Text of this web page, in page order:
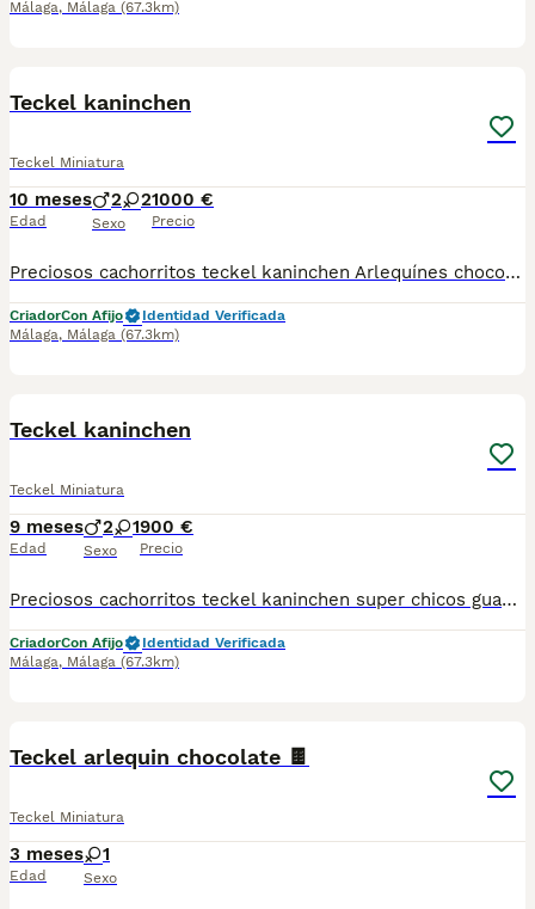
Málaga, Málaga (67.3km)
Teckel kaninchen
Teckel Miniatura
10 meses
Edad
2 2
Sexo
1000 €
Precio
Preciosos cachorritos teckel kaninchen Arlequínes chocolate y chocolate unas bellezas disponibles se entregam al día de todo ..y también hacemos envíos a toda España para más información llámame al 615080706
CriadorCon Afijo
Identidad Verificada
Málaga, Málaga (67.3km)
Teckel kaninchen
Teckel Miniatura
9 meses
Edad
2 1
Sexo
900 €
Precio
Preciosos cachorritos teckel kaninchen super chicos guapísimos ..listos para entregar todo al día para más información llámame al 615080706 y te informo
CriadorCon Afijo
Identidad Verificada
Málaga, Málaga (67.3km)
Teckel arlequin chocolate 🍫
Teckel Miniatura
3 meses
Edad
1
Sexo